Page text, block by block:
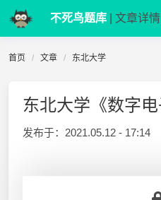
不死鸟题库 | 文章详情
首页 文章 东北大学
发布于： 2021.05.12 - 17:14